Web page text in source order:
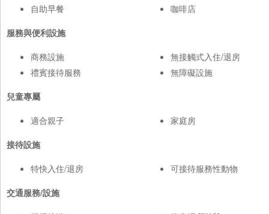
自助早餐
咖啡店
服務與便利設施
商務設施
禮賓接待服務
無接觸式入住/退房
無障礙設施
兒童專屬
適合親子
家庭房
接待設施
特快入住/退房
可接待服務性動物
交通服務/設施